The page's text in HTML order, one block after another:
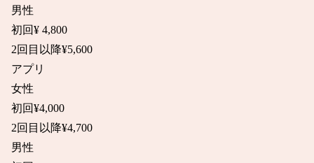
男性
初回¥ 4,800
2回目以降¥5,600
アプリ
女性
初回¥4,000
2回目以降¥4,700
男性